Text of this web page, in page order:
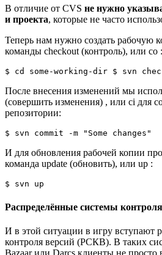
В отличие от CVS не нужно
и проекта, которые не часто
Теперь нам нужно создать рабочую
команды checkout (контроль), или co :
$ cd some-working-dir $ svn
После внесения изменений мы
(совершить изменения) , или ci для
репозитории:
$ svn commit -m "Some changes"
И для обновления рабочей копии
команда update (обновить), или up :
$ svn up
Распределённые системы
И в этой ситуации в игру вступают
контроля версий (РСКВ). В таких
Bazaar или Darcs клиенты не